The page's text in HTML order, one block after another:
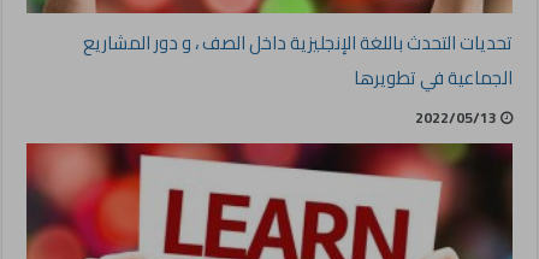
تحديات التحدث باللغة الإنجليزية داخل الصف ، و دور المشاريع
الجماعية في تطويرها
2022/05/13